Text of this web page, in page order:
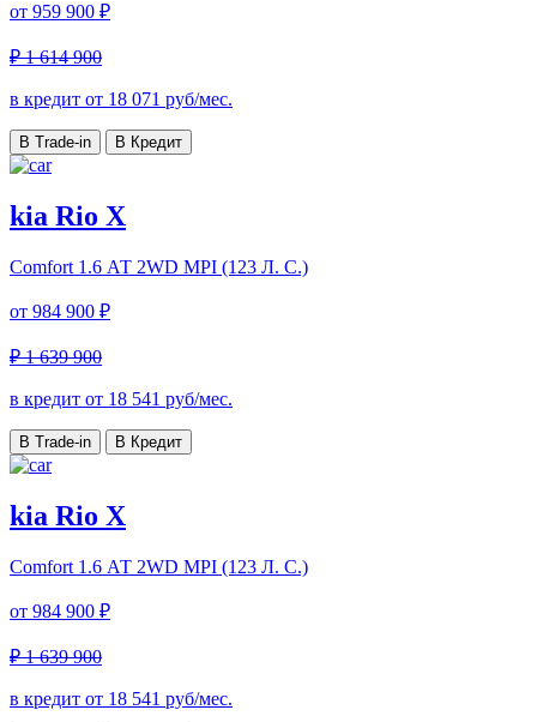
от 959 900 ₽
₽ 1 614 900
в кредит от 18 071 руб/мес.
В Trade-in В Кредит
kia Rio X
Comfort 1.6 АТ 2WD MPI (123 Л. C.)
от 984 900 ₽
₽ 1 639 900
в кредит от 18 541 руб/мес.
В Trade-in В Кредит
kia Rio X
Comfort 1.6 АТ 2WD MPI (123 Л. C.)
от 984 900 ₽
₽ 1 639 900
в кредит от 18 541 руб/мес.